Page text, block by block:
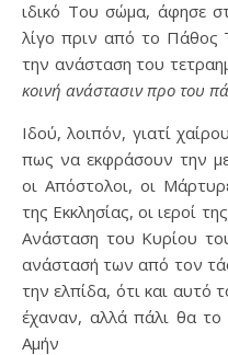
ιδικό Του σώμα, άφησε
λίγο πριν από το Πάθος
την ανάσταση του
κοινή ανάστασιν προ του
Ιδού, λοιπόν, γιατί
πως να εκφράσουν την
οι Απόστολοι, οι
της Εκκλησίας, οι ιεροί
Ανάσταση του Κυρίου
ανάστασή των από τον
την ελπίδα, ότι και αυτό
έχαναν, αλλά πάλι θα το
Αμήν